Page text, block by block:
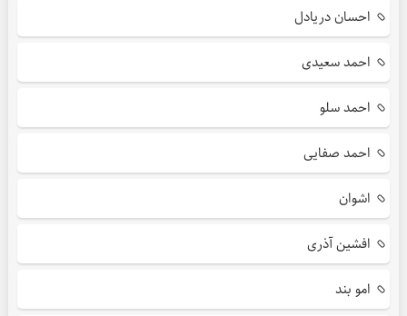
احسان دریادل
احمد سعیدی
احمد سلو
احمد صفایی
اشوان
افشین آذری
امو بند